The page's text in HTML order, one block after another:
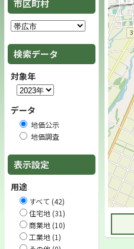
市区町村
検索データ
対象年
データ
地価公示
地価調査
表示設定
用途
すべて (42)
住宅地 (31)
商業地 (10)
工業地 (1)